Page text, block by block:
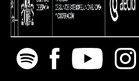
Spotify Facebook
Youtube